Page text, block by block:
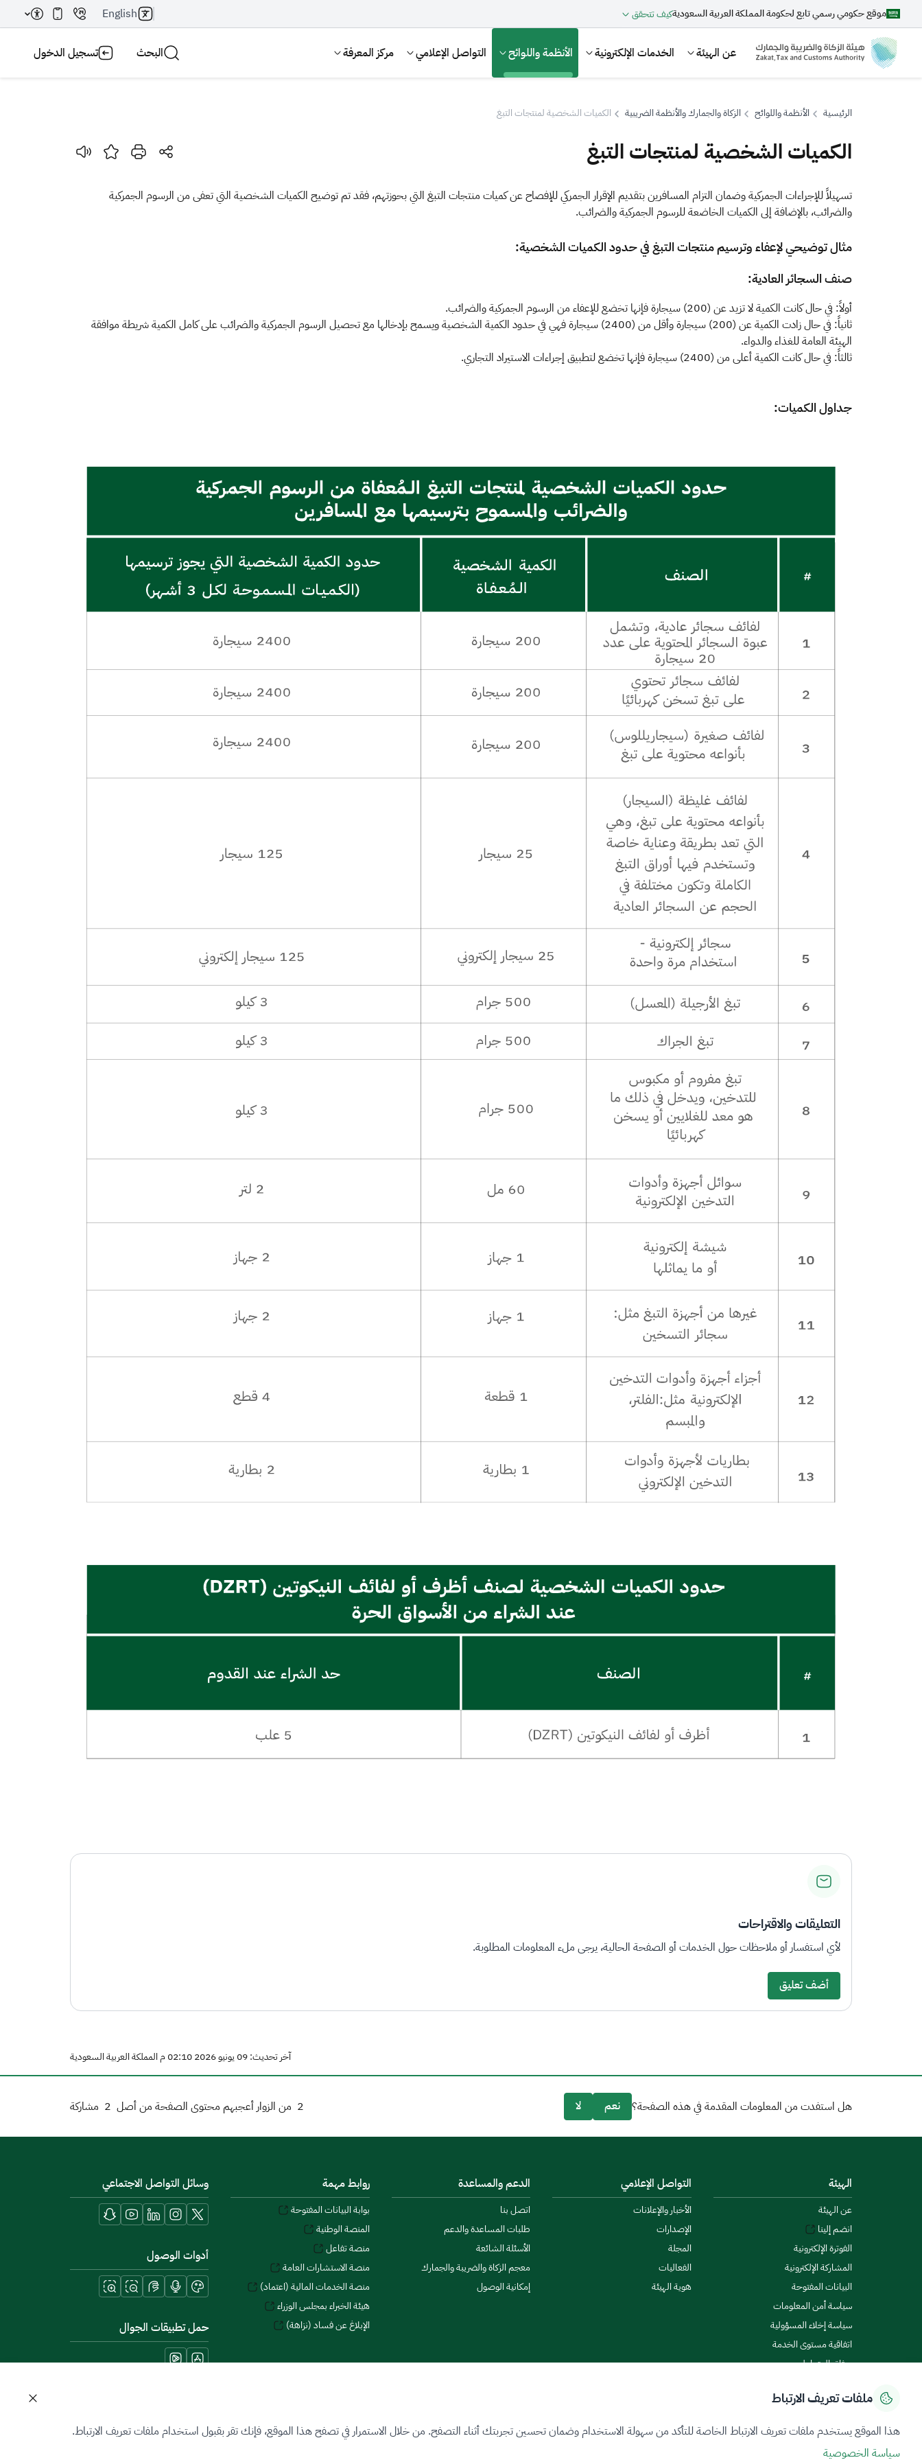
موقع حكومي رسمي تابع لحكومة المملكة العربية السعوديةكيف تتحقق English
عن الهيئة الخدمات الإلكترونية الأنظمة واللوائح التواصل الإعلامي مركز المعرفة البحث تسجيل الدخول
بحث
ضريبة القيمة المضافة
الرئيسية الأنظمة واللوائح الزكاة والجمارك والأنظمة الضريبية الكميات الشخصية لمنتجات التبغ
الكميات الشخصية لمنتجات التبغ
تسهيلاًللإجراءات الجمركية وضمان التزام المسافرين بتقديم الإقرار الجمركي للإفصاح عن كميات منتجات التبغ التي بحوزتهم، فقد تم توضيح الكميات الشخصية التي تعفى من الرسوم الجمركية
والضرائب، بالإضافة إلى الكميات الخاضعة للرسوم الجمركية والضرائب.​
مثال توضيحي لإعفاء وترسيم منتجات التبغ في حدود الكميات الشخصية:
صنف السجائر العادية:
أولاً: في حال كانت الكمية لا تزيد عن (200) سيجارة فإنها تخضع للإعفاء من الرسوم الجمركية والضرائب.
ثانياً: في حال زادت الكمية عن (200) سيجارة وأقل من (2400) سيجارة فهي في حدود الكمية الشخصية ويسمح بإدخالها مع تحصيل الرسوم الجمركية والضرائب على كامل الكمية شريطة موافقة
الهيئة العامة للغذاء والدواء.
ثالثاً: في حال كانت الكمية أعلى من (2400) سيجارة فإنها تخضع لتطبيق إجراءات الاستيراد التجاري.
جداول الكميات:
التعليقات والاقتراحات
لأي استفسار أو ملاحظات حول الخدمات أو الصفحة الحالية، يرجى ملء المعلومات المطلوبة.
أضف تعليق
آخر تحديث: 09 يونيو 2026 02:10 م المملكة العربية السعودية
2 من الزوار أعجبهم محتوى الصفحة من أصل 2 مشاركة هل استفدت من المعلومات المقدمة في هذه الصفحة؟ نعم لا
الهيئة
عن الهيئة
انضم إلينا
الفوترة الإلكترونية
المشاركة الإلكترونية
البيانات المفتوحة
سياسة أمن المعلومات
سياسة إخلاء المسؤولية
اتفاقية مستوى الخدمة
ميثاق المتعاملين
التواصل الإعلامي
الأخبار والإعلانات
الإصدارات
المجلة
الفعاليات
هوية الهيئة
الدعم والمساعدة
اتصل بنا
طلبات المساعدة والدعم
الأسئلة الشائعة
معجم الزكاة والضريبة والجمارك
إمكانية الوصول
روابط مهمة
بوابة البيانات المفتوحة
المنصة الوطنية
منصة تفاعل
منصة الاستشارات العامة
منصة الخدمات المالية (اعتماد)
هيئة الخبراء بمجلس الوزراء
الإبلاغ عن فساد (نزاهة)
وسائل التواصل الاجتماعي
أدوات الوصول
حمل تطبيقات الجوال
جميع الحقوق محفوظة 2026 © ZATCA.GOV.SA
ملفات تعريف الارتباط
هذا الموقع يستخدم ملفات تعريف الارتباط الخاصة للتأكد من سهولة الاستخدام وضمان تحسين تجربتك أثناء التصفح. من خلال الاستمرار في تصفح هذا الموقع، فإنك تقر بقبول استخدام ملفات تعريف الارتباط.
سياسة الخصوصية